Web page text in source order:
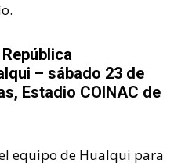
República
– sábado 23 de
Estadio COINAC de
equipo de Hualqui para